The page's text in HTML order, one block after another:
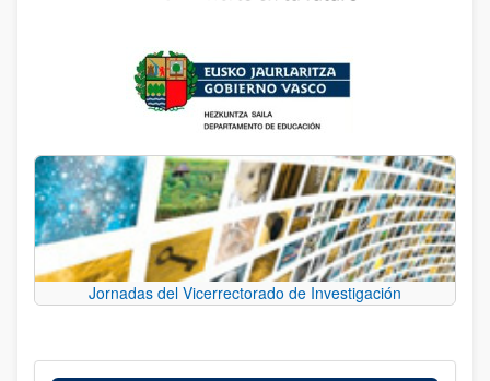
Jornadas del Vicerrectorado de Investigación